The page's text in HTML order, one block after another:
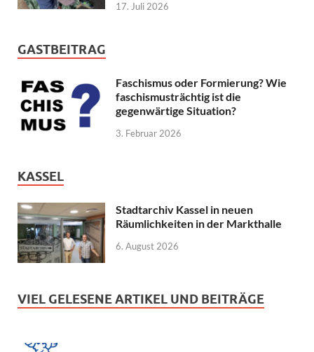
17. Juli 2026
GASTBEITRAG
Faschismus oder Formierung? Wie
faschismusträchtig ist die
gegenwärtige Situation?
3. Februar 2026
KASSEL
Stadtarchiv Kassel in neuen
Räumlichkeiten in der Markthalle
6. August 2026
VIEL GELESENE ARTIKEL UND BEITRÄGE